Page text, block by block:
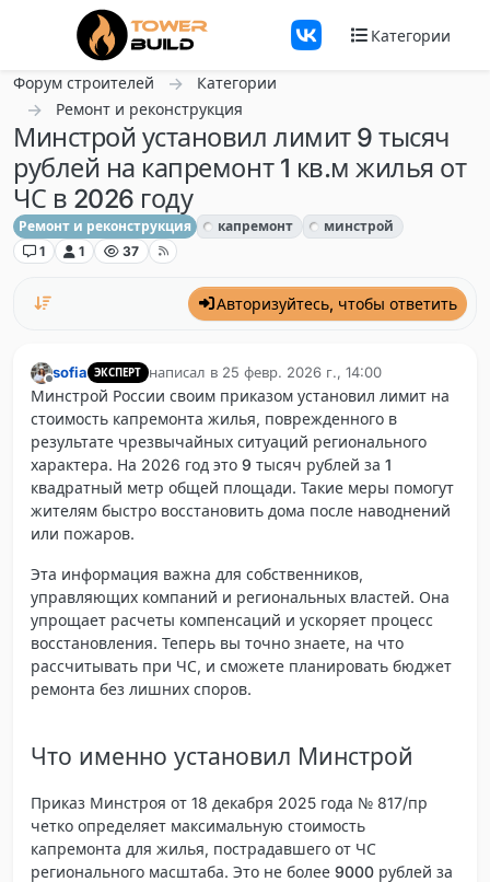
Перейти к содержанию
Категории
Форум строителей
Категории
Ремонт и реконструкция
Минстрой установил лимит 9 тысяч
рублей на капремонт 1 кв.м жилья от
ЧС в 2026 году
Ремонт и реконструкция капремонт
минстрой
1
1 37
Авторизуйтесь, чтобы ответить
Не в сети
sofia ЭКСПЕРТ написал в 25 февр. 2026 г., 14:00
отредактировано
Минстрой России своим приказом установил лимит на
стоимость капремонта жилья, поврежденного в
результате чрезвычайных ситуаций регионального
характера. На 2026 год это 9 тысяч рублей за 1
квадратный метр общей площади. Такие меры помогут
жителям быстро восстановить дома после наводнений
или пожаров.
Эта информация важна для собственников,
управляющих компаний и региональных властей. Она
упрощает расчеты компенсаций и ускоряет процесс
восстановления. Теперь вы точно знаете, на что
рассчитывать при ЧС, и сможете планировать бюджет
ремонта без лишних споров.
Что именно установил Минстрой
Приказ Минстроя от 18 декабря 2025 года № 817/пр
четко определяет максимальную стоимость
капремонта для жилья, пострадавшего от ЧС
регионального масштаба. Это не более 9000 рублей за